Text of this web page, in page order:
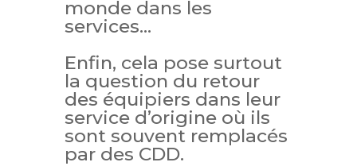
monde dans les
services…
Enfin, cela pose surtout
la question du retour
des équipiers dans leur
service d’origine où ils
sont souvent remplacés
par des CDD.